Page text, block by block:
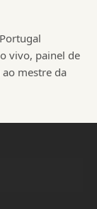
vivo, painel de
mestre da